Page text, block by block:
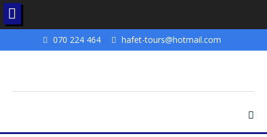
070 224 464 hafet-tours@hotmail.com